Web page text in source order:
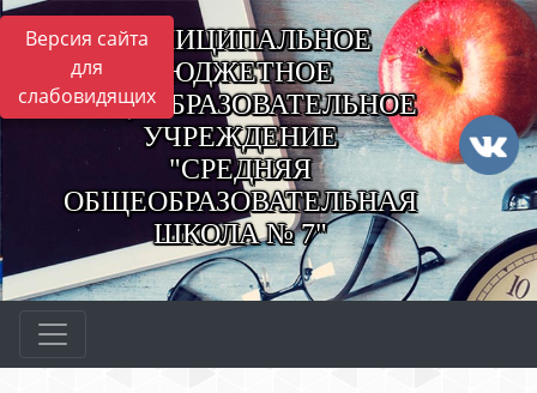
Версия сайта
для
слабовидящих
МУНИЦИПАЛЬНОЕ
БЮДЖЕТНОЕ
ОБЩЕОБРАЗОВАТЕЛЬНОЕ
УЧРЕЖДЕНИЕ
"СРЕДНЯЯ
ОБЩЕОБРАЗОВАТЕЛЬНАЯ
ШКОЛА № 7"